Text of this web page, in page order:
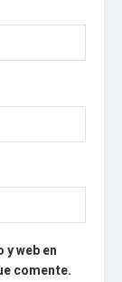
web en
comente.